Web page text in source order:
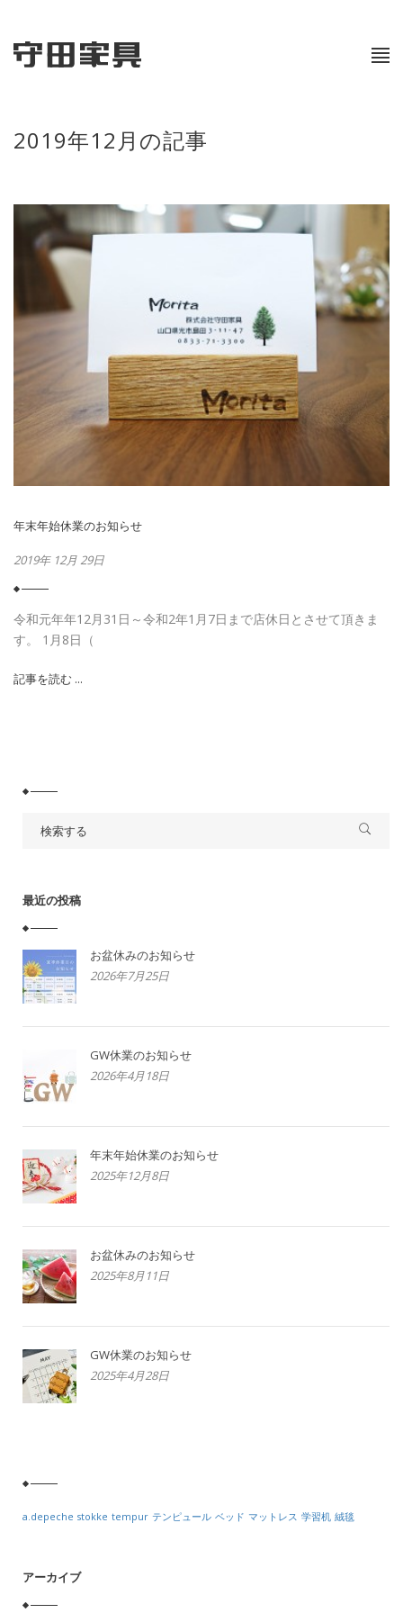
2019年12月の記事
年末年始休業のお知らせ
2019年 12月 29日
令和元年年12月31日～令和2年1月7日まで店休日とさせて頂きま
す。 1月8日（
記事を読む ...
最近の投稿
お盆休みのお知らせ
2026年7月25日
GW休業のお知らせ
2026年4月18日
年末年始休業のお知らせ
2025年12月8日
お盆休みのお知らせ
2025年8月11日
GW休業のお知らせ
2025年4月28日
a.depeche stokke tempur テンピュール ベッド マットレス 学習机 絨毯
アーカイブ